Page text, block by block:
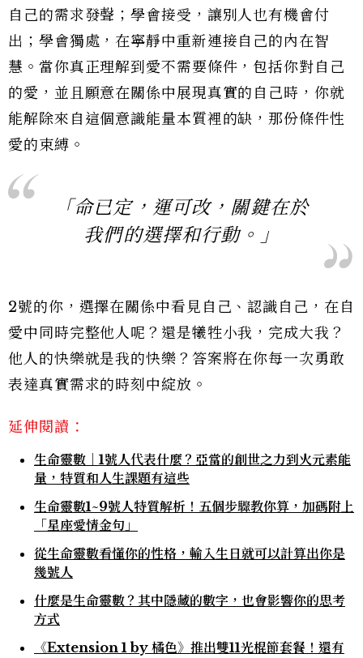
自己的需求發聲；學會接受，讓別人也有機會付
出；學會獨處，在寧靜中重新連接自己的內在智
慧。當你真正理解到愛不需要條件，包括你對自己
的愛，並且願意在關係中展現真實的自己時，你就
能解除來自這個意識能量本質裡的缺，那份條件性
愛的束縛。
「命已定，運可改，關鍵在於
我們的選擇和行動。」
2號的你，選擇在關係中看見自己、認識自己，在自
愛中同時完整他人呢？還是犧牲小我，完成大我？
他人的快樂就是我的快樂？答案將在你每一次勇敢
表達真實需求的時刻中綻放。
延伸閱讀：
生命靈數｜1號人代表什麼？亞當的創世之力到火元素能
量，特質和人生課題有這些
生命靈數1~9號人特質解析！五個步驟教你算，加碼附上
「星座愛情金句」
從生命靈數看懂你的性格，輸入生日就可以計算出你是
幾號人
什麼是生命靈數？其中隱藏的數字，也會影響你的思考
方式
《Extension 1 by 橘色》推出雙11光棍節套餐！還有